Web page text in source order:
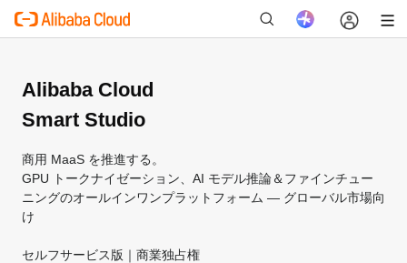
Alibaba Cloud
Smart Studio
商用 MaaS を推進する。
GPU トークナイゼーション、AI モデル推論＆ファインチュー
ニングのオールインワンプラットフォーム — グローバル市場向
け
セルフサービス版｜商業独占権